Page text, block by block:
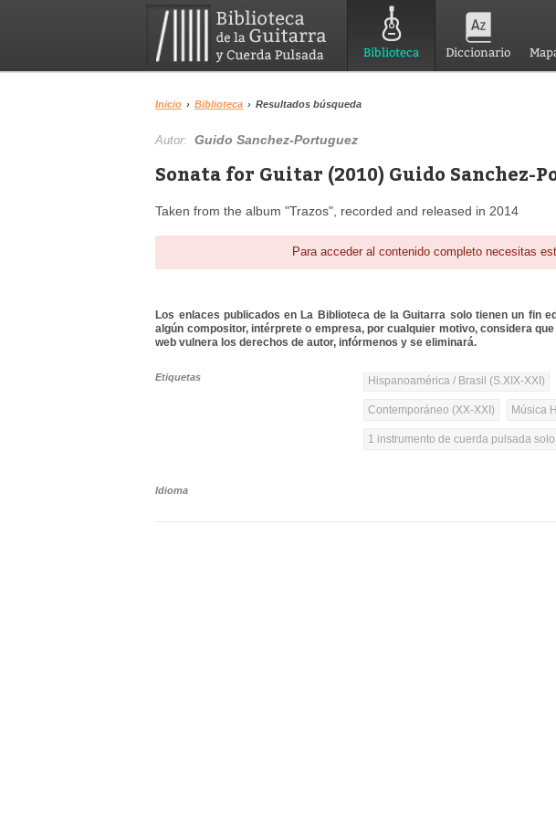
Biblioteca Diccionario
Inicio › Biblioteca › Resultados búsqueda
Autor:Guido Sanchez-Portuguez
Sonata for Guitar (2010) Guido Sanchez-
Taken from the album "Trazos", recorded and released in 2014
Para acceder al contenido completo necesitas
Los enlaces publicados en La Biblioteca de la Guitarra solo tienen un fin
algún compositor, intérprete o empresa, por cualquier motivo, considera
web vulnera los derechos de autor, infórmenos y se eliminará.
Etiquetas Hispanoamérica / Brasil (S.XIX-XXI)
Contemporáneo (XX-XXI) Música
1 instrumento de cuerda pulsada solo
Idioma